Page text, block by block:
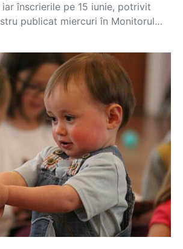
înscrierile pe 15 iunie, potrivit
publicat miercuri în Monitorul…